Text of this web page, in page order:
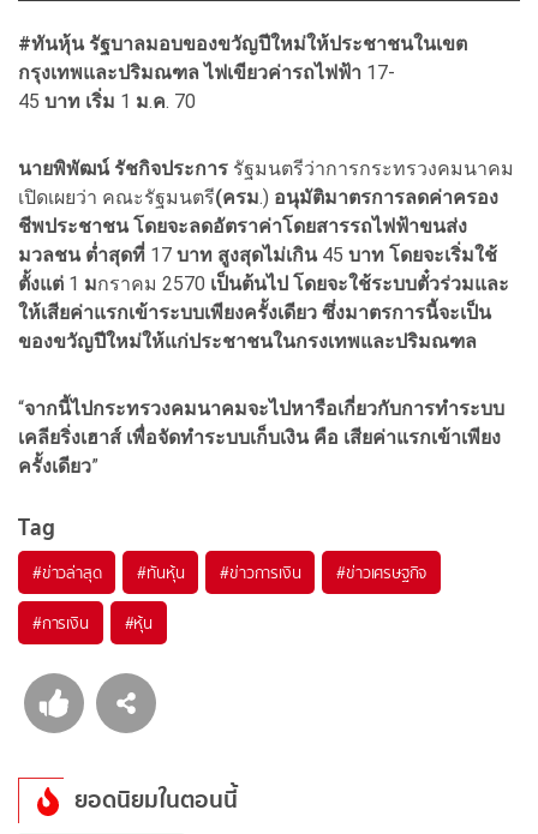
#ทันหุ้น รัฐบาลมอบของขวัญปีใหม่ให้ประชาชนในเขต
กรุงเทพและปริมณฑล ไฟเขียวค่ารถไฟฟ้า 17-
45 บาท เริ่ม 1 ม.ค. 70
นายพิพัฒน์ รัชกิจประการ รัฐมนตรีว่าการกระทรวงคมนาคม
เปิดเผยว่า คณะรัฐมนตรี(ครม.) อนุมัติมาตรการลดค่าครอง
ชีพประชาชน โดยจะลดอัตราค่าโดยสารรถไฟฟ้าขนส่ง
มวลชน ต่ำสุดที่ 17 บาท สูงสุดไม่เกิน 45 บาท โดยจะเริ่มใช้
ตั้งแต่ 1 มกราคม 2570 เป็นต้นไป โดยจะใช้ระบบตั๋วร่วมและ
ให้เสียค่าแรกเข้าระบบเพียงครั้งเดียว ซึ่งมาตรการนี้จะเป็น
ของขวัญปีใหม่ให้แก่ประชาชนในกรงเทพและปริมณฑล
“จากนี้ไปกระทรวงคมนาคมจะไปหารือเกี่ยวกับการทำระบบ
เคลียริ่งเฮาส์ เพื่อจัดทำระบบเก็บเงิน คือ เสียค่าแรกเข้าเพียง
ครั้งเดียว”
Tag
#ข่าวล่าสุด #ทันหุ้น #ข่าวการเงิน #ข่าวเศรษฐกิจ
#การเงิน #หุ้น
ยอดนิยมในตอนนี้